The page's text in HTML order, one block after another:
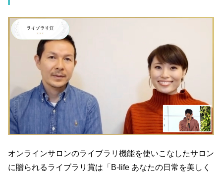
オンラインサロンのライブラリ機能を使いこなしたサロン
に贈られるライブラリ賞は「B-life あなたの日常を美しく